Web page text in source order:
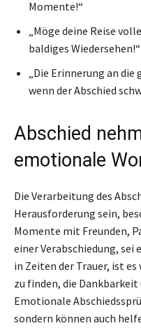
Momente!“
„Möge deine Reise
baldiges Wiedersehen!“
„Die Erinnerung an
wenn der Abschied
Abschied
emotionale
Die Verarbeitung des
Herausforderung sein,
Momente mit Freunden,
einer Verabschiedung, sei
in Zeiten der Trauer, ist
zu finden, die
Emotionale
sondern können auch